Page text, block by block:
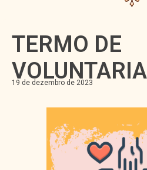
TERMO DE
19 de dezembro de 2023